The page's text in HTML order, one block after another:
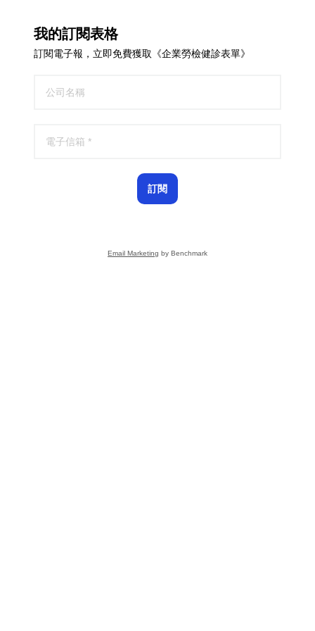
我的訂閱表格
訂閱電子報，立即免費獲取《企業勞檢健診表單》
訂閱
Email Marketing by Benchmark